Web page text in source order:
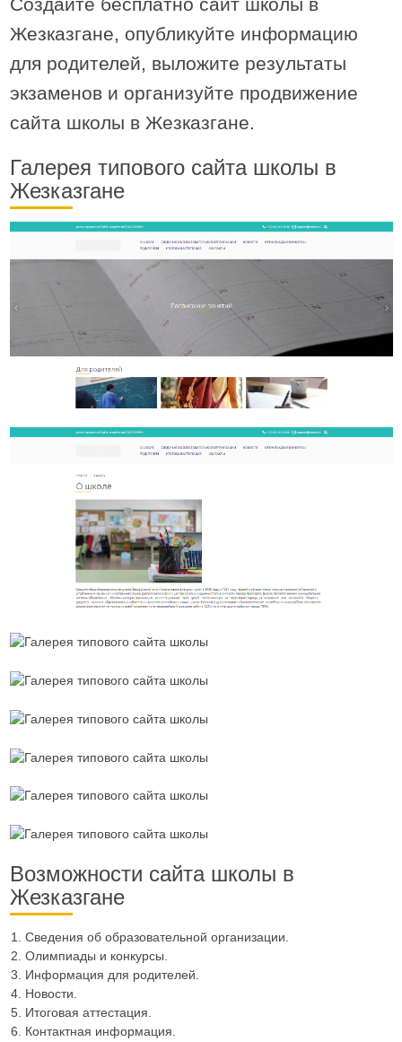
Жезказгане, опубликуйте информацию
для родителей, выложите результаты
экзаменов и организуйте продвижение
сайта школы в Жезказгане.
Галерея типового сайта школы в
Жезказгане
Возможности сайта школы в
Жезказгане
Сведения об образовательной организации.
Олимпиады и конкурсы.
Информация для родителей.
Новости.
Итоговая аттестация.
Контактная информация.